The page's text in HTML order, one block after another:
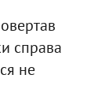
справа
не